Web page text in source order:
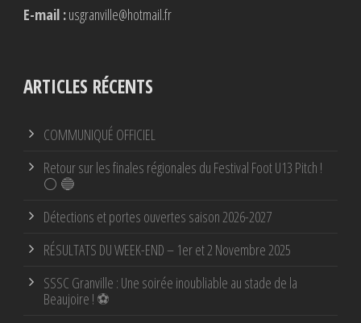
E-mail :usgranville@hotmail.fr
ARTICLES RÉCENTS
COMMUNIQUÉ OFFICIEL
Retour sur les finales régionales du Festival Foot U13 Pitch !
⚪ 🔵
Détections et portes ouvertes saison 2026-2027
RÉSULTATS DU WEEK-END – 1er et 2 Novembre 2025
SSSC Granville : Une soirée inoubliable au stade de la
Beaujoire ! ⚽